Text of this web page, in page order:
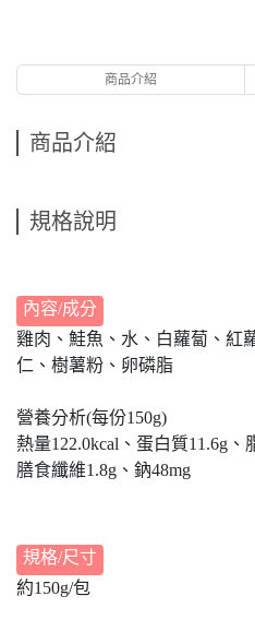
商品介紹
商品介紹
規格說明
內容/成分
雞肉、鮭魚、水、白蘿蔔、紅
仁、樹薯粉、卵磷脂
營養分析(每份150g)
熱量122.0kcal、蛋白質11.6g、
膳食纖維1.8g、鈉48mg
規格/尺寸
約150g/包